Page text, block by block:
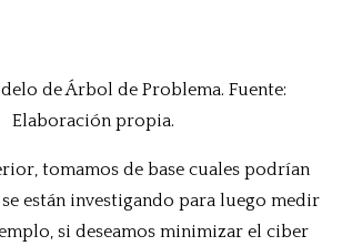
de Árbol de Problema. Fuente:
Elaboración propia.
tomamos de base cuales podrían
se están investigando para luego medir
si deseamos minimizar el ciber